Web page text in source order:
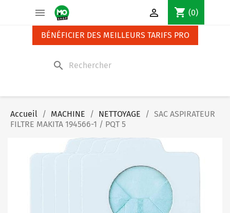
 shopping_cart (0)

BÉNÉFICIER DES MEILLEURS TARIFS PRO
search
Accueil MACHINE NETTOYAGE
SAC ASPIRATEUR
FILTRE MAKITA 194566-1 / PQT 5
Panneau de gestion des cookies